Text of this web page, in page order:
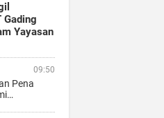
Gading
Yayasan
09:50
Pena